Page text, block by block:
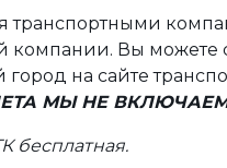
транспортными
компании. Вы можете
город на сайте
МЫ НЕ
бесплатная.